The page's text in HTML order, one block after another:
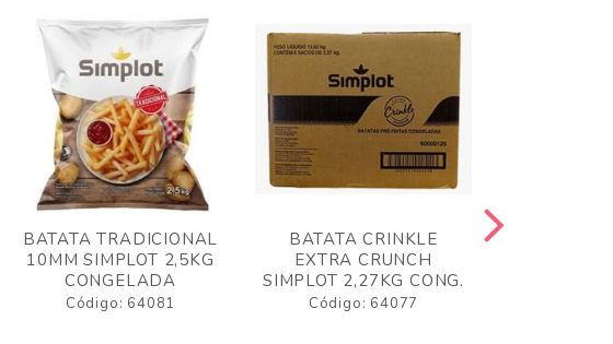
BATATA TRADICIONAL
10MM SIMPLOT 2,5KG
CONGELADA
Código: 64081
BATATA CRINKLE
EXTRA CRUNCH
SIMPLOT 2,27KG CONG.
Código: 64077